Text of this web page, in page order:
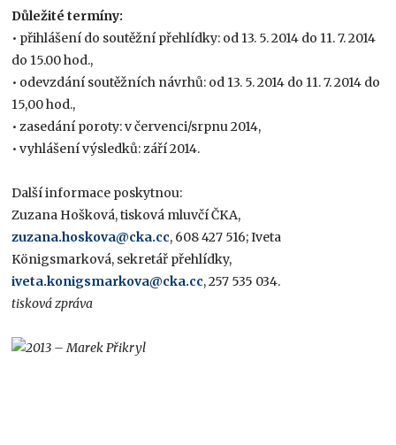
Důležité termíny:
• přihlášení do soutěžní přehlídky: od 13. 5. 2014 do 11. 7. 2014
do 15.00 hod.,
• odevzdání soutěžních návrhů: od 13. 5. 2014 do 11. 7. 2014 do
15,00 hod.,
• zasedání poroty: v červenci/srpnu 2014,
• vyhlášení výsledků: září 2014.
Další informace poskytnou:
Zuzana Hošková, tisková mluvčí ČKA,
zuzana.hoskova@cka.cc, 608 427 516; Iveta
Königsmarková, sekretář přehlídky,
iveta.konigsmarkova@cka.cc, 257 535 034.
tisková zpráva